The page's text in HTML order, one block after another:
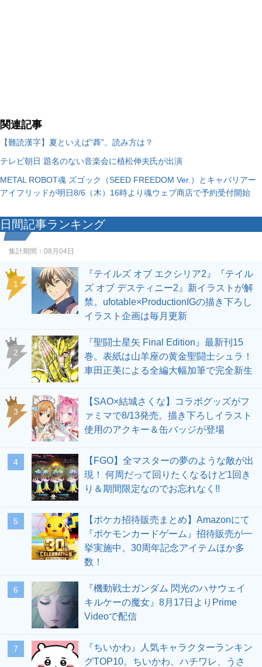
関連記事
【難読漢字】夏といえば“蕣”。読み方は？
テレビ朝日 題名のない音楽会に植松伸夫氏が出演
METAL ROBOT魂 ズゴック（SEED FREEDOM Ver.）とキャバリアー
アイフリッドが明日8/6（木）16時より魂ウェブ商店で予約受付開始
日間記事ランキング
集計期間： 08月04日
1
『テイルズ オブ エクシリア2』『テイル
ズ オブ デスティニー2』新イラストが解
禁。ufotable×ProductionIGの描き下ろし
イラスト企画は毎月更新
2
『聖闘士星矢 Final Edition』最新刊15
巻。表紙は山羊座の黄金聖闘士シュラ！
車田正美による全編大幅加筆で完全新生
3
【SAO×結城さくな】コラボグッズがフ
ァミマで8/13発売。描き下ろしイラスト
使用のアクキー＆缶バッジが登場
4
【FGO】全マスターの夢のような敵が出
現！ 何周だって回りたくなるけど1回き
り＆期間限定なのでお忘れなく!!
5
【ポケカ招待販売まとめ】Amazonにて
『ポケモンカードゲーム』招待販売が一
挙実施中。30周年記念アイテムほか多
数！
6
『機動戦士ガンダム 閃光のハサウェイ
キルケーの魔女』8月17日よりPrime
Videoで配信
7
『ちいかわ』人気キャラクターランキン
グTOP10。ちいかわ、ハチワレ、うさ